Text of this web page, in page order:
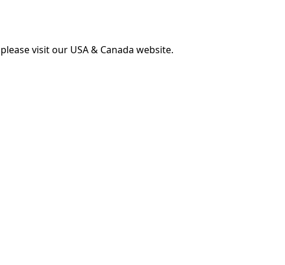
visit our USA & Canada website.